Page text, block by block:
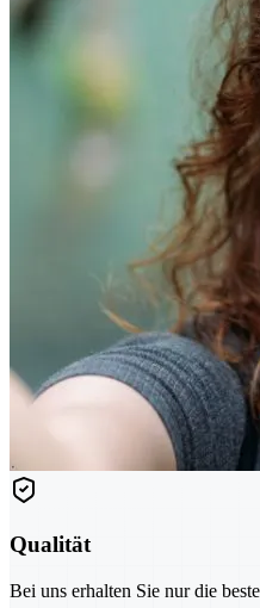
Qualität
Bei uns erhalten Sie nur die